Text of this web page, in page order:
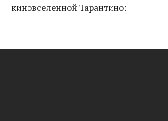
киновселенной Тарантино: